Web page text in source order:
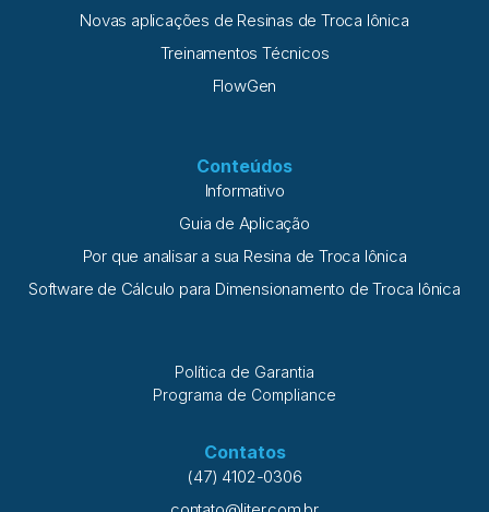
Novas aplicações de Resinas de Troca Iônica
Treinamentos Técnicos
FlowGen
Conteúdos
Informativo
Guia de Aplicação
Por que analisar a sua Resina de Troca Iônica
Software de Cálculo para Dimensionamento de Troca Iônica
Política de Garantia
Programa de Compliance
Contatos
(47) 4102-0306